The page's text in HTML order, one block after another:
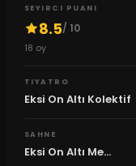
SEYIRCI PUANI
8.5/ 10
18 oy
TIYATRO
Eksi On Altı Kolektif
SAHNE
Eksi On Altı Me...